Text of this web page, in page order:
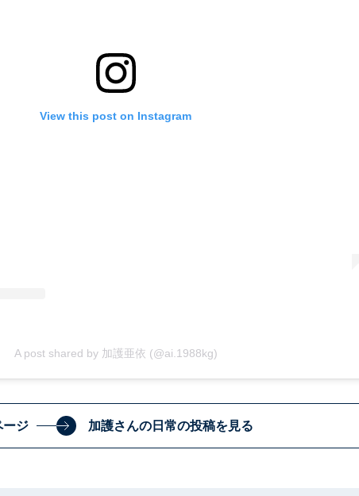
View this post on Instagram
A post shared by 加護亜依 (@ai.1988kg)
ージ 加護さんの日常の投稿を見る